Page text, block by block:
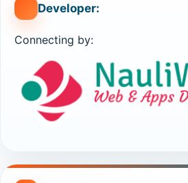
Developer:
Connecting by: